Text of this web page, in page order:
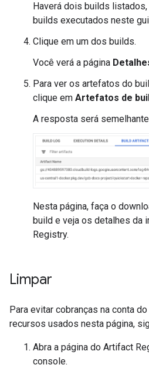
Haverá dois builds
builds executados neste
Clique em um dos builds.
Você verá a página
Para ver os artefatos do
clique em Artefatos de
A resposta será
Nesta página, faça o
build e veja os detalhes da
Registry.
Limpar
Para evitar cobranças na conta
recursos usados nesta página,
Abra a página do Artifact
console.